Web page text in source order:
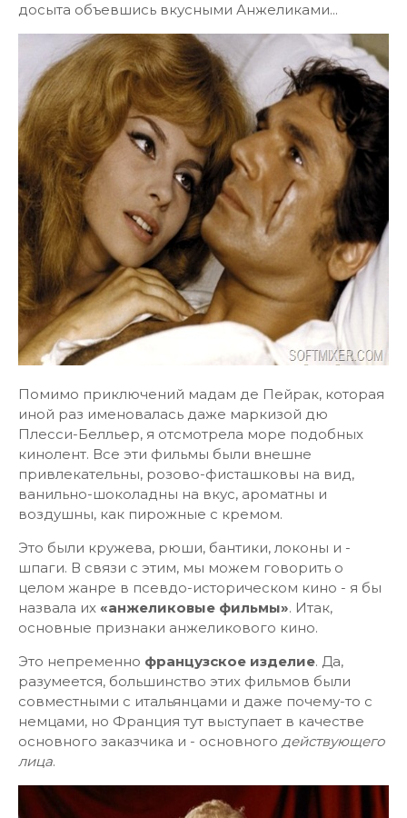
досыта объевшись вкусными Анжеликами...
Помимо приключений мадам де Пейрак, которая
иной раз именовалась даже маркизой дю
Плесси-Белльер, я отсмотрела море подобных
кинолент. Все эти фильмы были внешне
привлекательны, розово-фисташковы на вид,
ванильно-шоколадны на вкус, ароматны и
воздушны, как пирожные с кремом.
Это были кружева, рюши, бантики, локоны и -
шпаги. В связи с этим, мы можем говорить о
целом жанре в псевдо-историческом кино - я бы
назвала их «анжеликовые фильмы». Итак,
основные признаки анжеликового кино.
Это непременно французское изделие. Да,
разумеется, большинство этих фильмов были
совместными с итальянцами и даже почему-то с
немцами, но Франция тут выступает в качестве
основного заказчика и - основного действующего
лица.